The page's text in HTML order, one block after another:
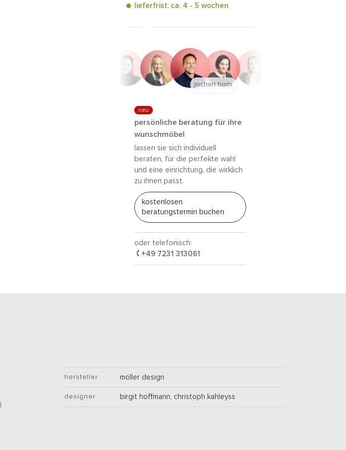
lieferfrist: ca. 4 - 5 wochen
neu
persönliche beratung für ihre
wunschmöbel
lassen sie sich individuell
beraten, für die perfekte wahl
und eine einrichtung, die wirklich
zu ihnen passt.
kostenlosen
beratungstermin buchen
oder telefonisch:
+49 7231 313061
jochen horn
hersteller möller design
designer birgit hoffmann,christoph kahleyss